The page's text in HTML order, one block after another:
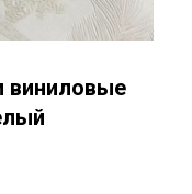
виниловые